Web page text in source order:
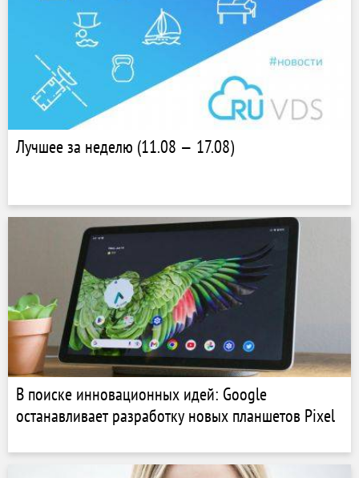
Лучшее за неделю (11.08 — 17.08)
В поиске инновационных идей: Google
останавливает разработку новых планшетов Pixel